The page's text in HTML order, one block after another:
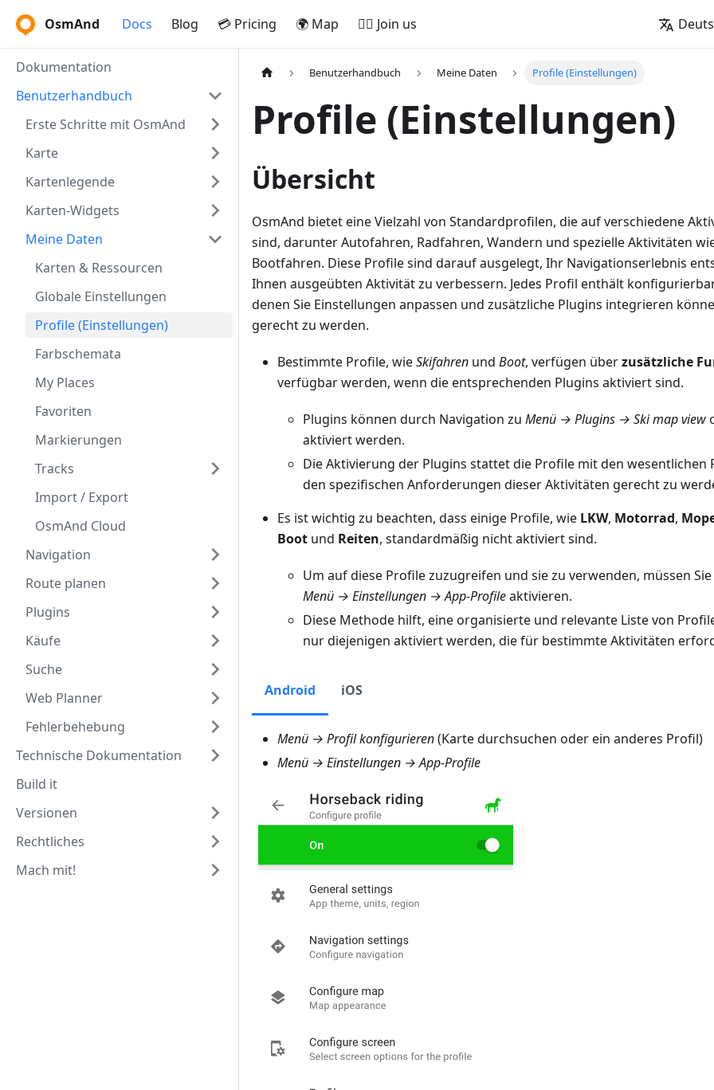
OsmAnd Docs Blog 💳 Pricing 🌍 Map 🚵‍♂️ Join us
Dokumentation
Benutzerhandbuch
Erste Schritte mit OsmAnd
Karte
Kartenlegende
Karten-Widgets
Meine Daten
Karten & Ressourcen
Globale Einstellungen
Profile (Einstellungen)
Farbschemata
My Places
Favoriten
Markierungen
Tracks
Import / Export
OsmAnd Cloud
Navigation
Route planen
Plugins
Käufe
Suche
Web Planner
Fehlerbehebung
Technische Dokumentation
Build it
Versionen
Rechtliches
Mach mit!
Benutzerhandbuch Meine Daten Profile (Einstellungen)
Profile (Einstellungen)
Übersicht
OsmAnd bietet eine Vielzahl von Standardprofilen, die auf verschiedene
sind, darunter Autofahren, Radfahren, Wandern und spezielle Aktivitäten
Bootfahren. Diese Profile sind darauf ausgelegt, Ihr Navigationserlebnis
Ihnen ausgeübten Aktivität zu verbessern. Jedes Profil enthält
denen Sie Einstellungen anpassen und zusätzliche Plugins integrieren
gerecht zu werden.
Bestimmte Profile, wieSkifahren und Boot, verfügen überzusätzliche
verfügbar werden, wenn die entsprechenden Plugins aktiviert sind.
Plugins können durch Navigation zu Menü → Plugins → Ski map view
aktiviert werden.
Die Aktivierung der Plugins stattet die Profile mit den wesentlichen
den spezifischen Anforderungen dieser Aktivitäten gerecht zu
Es ist wichtig zu beachten, dass einige Profile, wie LKW, Motorrad,
Boot und Reiten, standardmäßig nicht aktiviert sind.
Um auf diese Profile zuzugreifen und sie zu verwenden, müssen
Menü → Einstellungen → App-Profileaktivieren.
Diese Methode hilft, eine organisierte und relevante Liste von
nur diejenigen aktiviert werden, die für bestimmte Aktivitäten
Android iOS
Menü → Profil konfigurieren(Karte durchsuchen oder ein anderes Profil)
Menü → Einstellungen → App-Profile